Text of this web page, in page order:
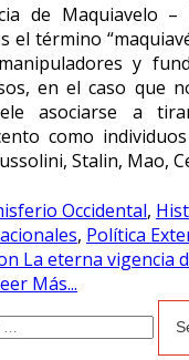
de Maquiavelo
el término
y
en el caso que
asociarse a
como
Stalin, Mao,
Occidental,
, Política
La eterna vigencia
Más...